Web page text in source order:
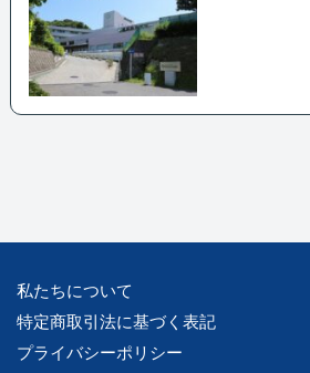
貢献しています。
また、救急医療やがん治療、心臓血管疾患など、幅広い
者様のニーズに応える体制が整っています。
私たちについて
特定商取引法に基づく表記
プライバシーポリシー